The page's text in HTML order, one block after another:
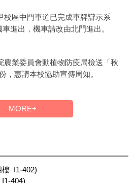
校區中門車道已完成車牌辯示系
進出，機車請改由北門進出。
農業委員會動植物防疫局檢送「秋
，惠請本校協助宣傳周知。
MORE+
樓 I1-402)
404)